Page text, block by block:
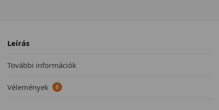
Leírás
További információk
Vélemények 0